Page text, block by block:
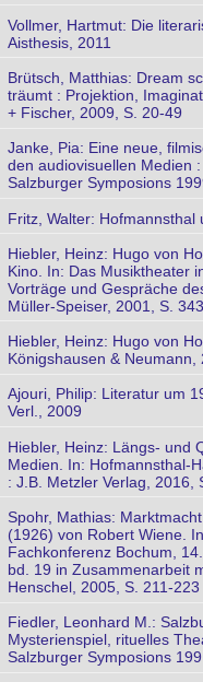
Vollmer, Hartmut: Die
Aisthesis, 2011
Brütsch, Matthias: Dream
träumt : Projektion,
+ Fischer, 2009, S. 20-49
Janke, Pia: Eine neue,
den audiovisuellen Medien
Salzburger Symposions
Fritz, Walter:
Hiebler, Heinz: Hugo von
Kino. In: Das Musiktheater
Vorträge und Gespräche
Müller-Speiser, 2001, S.
Hiebler, Heinz: Hugo von
Königshausen & Neumann,
Ajouri, Philip: Literatur um
Verl., 2009
Hiebler, Heinz: Längs- und
Medien. In: Hofmannsthal-
: J.B. Metzler Verlag, 2016,
Spohr, Mathias:
(1926) von Robert Wiene.
Fachkonferenz Bochum,
bd. 19 in Zusammenarbeit
Henschel, 2005, S. 211-223
Fiedler, Leonhard M.:
Mysterienspiel, rituelles
Salzburger Symposions